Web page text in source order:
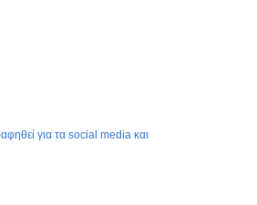
για τα social media και